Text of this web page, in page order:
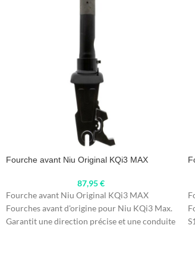
Fourche avant Niu Original KQi3 MAX
87,95€
Fourche avant Niu Original KQi3 MAX
Fourches avant d'origine pour Niu KQi3 Max.
Garantit une direction précise et une conduite